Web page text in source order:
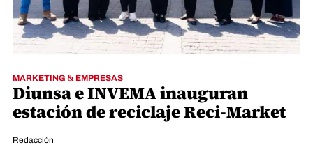
MARKETING & EMPRESAS
Diunsa e INVEMA inauguran
estación de reciclaje Reci-Market
Redacción